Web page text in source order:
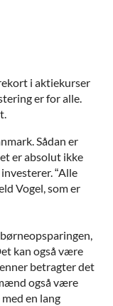
i aktiekurser
er for alle.
Sådan er
er absolut ikke
“Alle
Vogel, som er
kan også være
betragter det
også være
en lang